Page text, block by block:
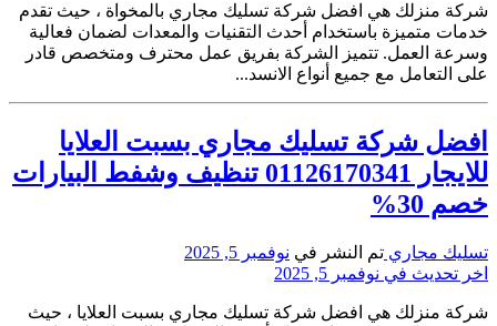
شركة منزلك هي افضل شركة تسليك مجاري بالمخواة ، حيث تقدم
خدمات متميزة باستخدام أحدث التقنيات والمعدات لضمان فعالية
وسرعة العمل. تتميز الشركة بفريق عمل محترف ومتخصص قادر
على التعامل مع جميع أنواع الانسد...
افضل شركة تسليك مجاري بسبت العلايا
للايجار 01126170341 تنظيف وشفط البيارات
خصم 30%
تسليك مجاري تم النشر في نوفمبر 5, 2025
اخر تحديث في نوفمبر 5, 2025
شركة منزلك هي افضل شركة تسليك مجاري بسبت العلايا ، حيث